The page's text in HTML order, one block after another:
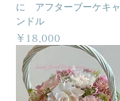
に アフターブーケキャ
ンドル
価格
￥18,000